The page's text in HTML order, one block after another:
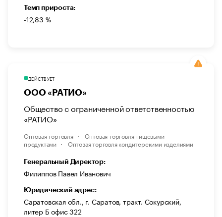
Темп прироста:
-12,83 %
ДЕЙСТВУЕТ
ООО «РАТИО»
Общество с ограниченной ответственностью
«РАТИО»
Оптовая торговля
Оптовая торговля пищевыми
продуктами
Оптовая торговля кондитерскими изделиями
Генеральный Директор:
Филиппов Павел Иванович
Юридический адрес:
Саратовская обл., г. Саратов, тракт. Сокурский,
литер Б офис 322